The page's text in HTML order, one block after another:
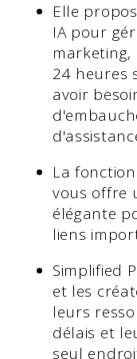
Elle
IA pour
marketing,
24 heures
avoir
La
vous offre
élégante
liens
Simplified
et les
leurs
délais et
seul